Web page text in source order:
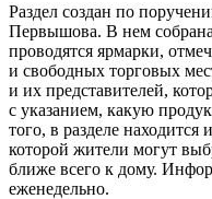
Раздел создан по
Первышова. В нем
проводятся ярмарки,
и свободных торговых
и их представителей,
с указанием, какую
того, в разделе
которой жители могут
ближе всего к дому.
еженедельно.